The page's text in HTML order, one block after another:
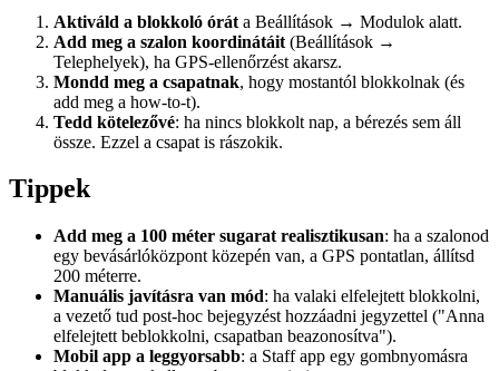
Aktiváld a blokkoló órát a Beállítások → Modulok alatt.
Add meg a szalon koordinátáit (Beállítások →
Telephelyek), ha GPS-ellenőrzést akarsz.
Mondd meg a csapatnak, hogy mostantól blokkolnak (és
add meg a how-to-t).
Tedd kötelezővé: ha nincs blokkolt nap, a bérezés sem áll
össze. Ezzel a csapat is rászokik.
Tippek
Add meg a 100 méter sugarat realisztikusan: ha a szalonod
egy bevásárlóközpont közepén van, a GPS pontatlan, állítsd
200 méterre.
Manuális javításra van mód: ha valaki elfelejtett blokkolni,
a vezető tud post-hoc bejegyzést hozzáadni jegyzettel ("Anna
elfelejtett beblokkolni, csapatban beazonosítva").
Mobil app a leggyorsabb: a Staff app egy gombnyomásra